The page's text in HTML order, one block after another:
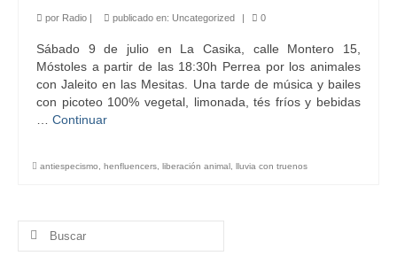
por Radio | publicado en: Uncategorized | 0
Sábado 9 de julio en La Casika, calle Montero 15,
Móstoles a partir de las 18:30h Perrea por los animales
con Jaleito en las Mesitas. Una tarde de música y bailes
con picoteo 100% vegetal, limonada, tés fríos y bebidas
Continuar
antiespecismo henfluencers liberación animal lluvia con truenos
Buscar